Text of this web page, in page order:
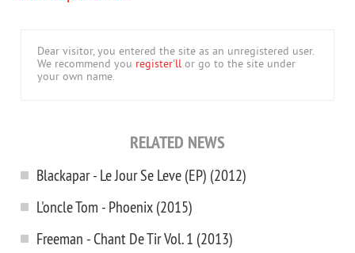
Dear visitor, you entered the site as an unregistered user.
We recommend you register'll or go to the site under
your own name.
RELATED NEWS
Blackapar - Le Jour Se Leve (EP) (2012)
L'oncle Tom - Phoenix (2015)
Freeman - Chant De Tir Vol. 1 (2013)